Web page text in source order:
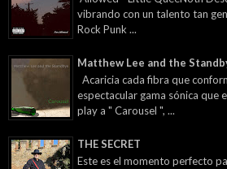
vibrando con un talento tan
Rock Punk ...
Matthew Lee and the
Acaricia cada fibra que
espectacular gama sónica que
play a " Carousel ", ...
THE SECRET
Este es el momento perfecto